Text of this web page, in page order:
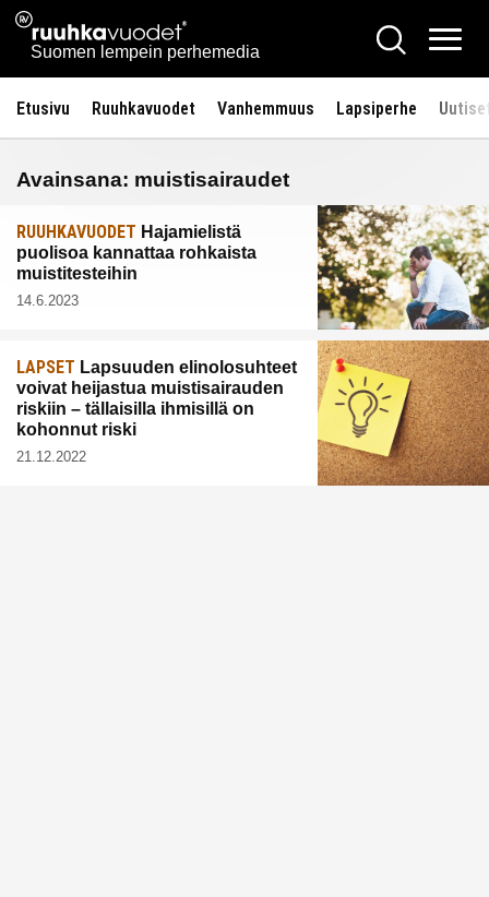
Siirry
sisältöön
Ruuhkavuodet.fi
Suomen lempein perhemedia
Hae
Etusivu Ruuhkavuodet Vanhemmuus Lapsiperhe
Avainsana: muistisairaudet
RUUHKAVUODET Hajamielistä
puolisoa kannattaa rohkaista
muistitesteihin
14.6.2023
LAPSET Lapsuuden elinolosuhteet
voivat heijastua muistisairauden
riskiin – tällaisilla ihmisillä on
kohonnut riski
21.12.2022